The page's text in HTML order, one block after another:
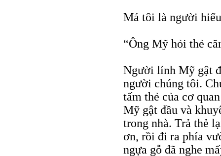
Má tôi là người
“Ông Mỹ hỏi thẻ
Người lính Mỹ gật
người chúng tôi.
tấm thẻ của cơ
Mỹ gật đầu và
trong nhà. Trả thẻ
ơn, rồi đi ra phía
ngựa gỗ đã nghe